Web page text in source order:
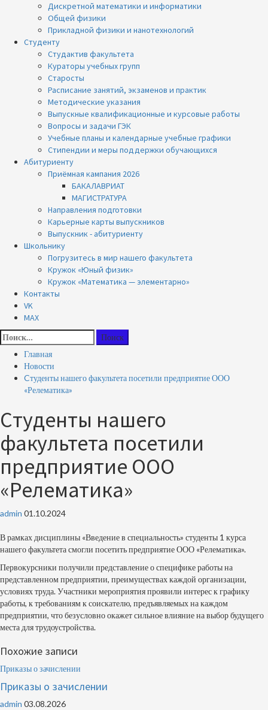
Дискретной математики и информатики
Общей физики
Прикладной физики и нанотехнологий
Студенту
Студактив факультета
Кураторы учебных групп
Старосты
Расписание занятий, экзаменов и практик
Методические указания
Выпускные квалификационные и курсовые работы
Вопросы и задачи ГЭК
Учебные планы и календарные учебные графики
Стипендии и меры поддержки обучающихся
Абитуриенту
Приёмная кампания 2026
БАКАЛАВРИАТ
МАГИСТРАТУРА
Направления подготовки
Карьерные карты выпускников
Выпускник - абитуриенту
Школьнику
Погрузитесь в мир нашего факультета
Кружок «Юный физик»
Кружок «Математика — элементарно»
Контакты
VK
MAX
Найти:
Главная
Новости
Cтуденты нашего факультета посетили предприятие ООО
«Релематика»
Cтуденты нашего
факультета посетили
предприятие ООО
«Релематика»
admin 01.10.2024
В рамках дисциплины «Введение в специальность» студенты 1 курса
нашего факультета смогли посетить предприятие ООО «Релематика».
Первокурсники получили представление о специфике работы на
представленном предприятии, преимуществах каждой организации,
условиях труда. Участники мероприятия проявили интерес к графику
работы, к требованиям к соискателю, предъявляемых на каждом
предприятии, что безусловно окажет сильное влияние на выбор будущего
места для трудоустройства.
Похожие записи
Приказы о зачислении
Приказы о зачислении
admin 03.08.2026